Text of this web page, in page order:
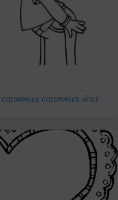
COLORIAGES, COLORIAGES: FÊTES